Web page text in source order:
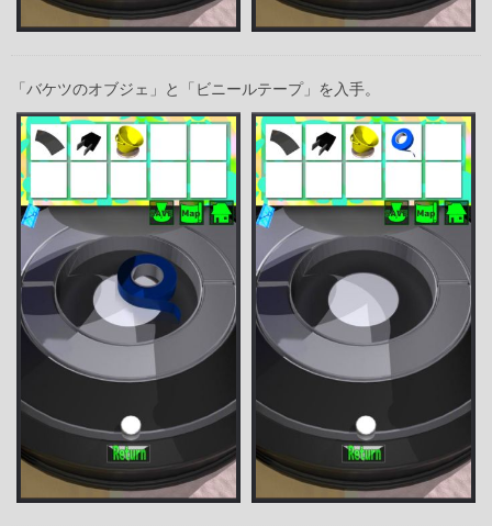
「バケツのオブジェ」と「ビニールテープ」を入手。